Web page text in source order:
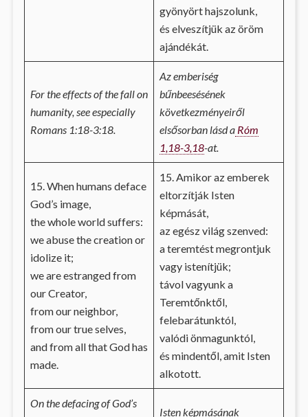
gyönyört hajszolunk,
és elveszítjük az öröm
ajándékát.
For the effects of the fall on
humanity, see especially
Romans 1:18-3:18.
Az emberiség
bűnbeesésének
következményeiről
elsősorban lásd aRóm
1,18-3,18-at.
15. When humans deface
God’s image,
the whole world suffers:
we abuse the creation or
idolize it;
we are estranged from
our Creator,
from our neighbor,
from our true selves,
and from all that God has
made.
15. Amikor az emberek
eltorzítják Isten
képmását,
az egész világ szenved:
a teremtést megrontjuk
vagy istenítjük;
távol vagyunk a
Teremtőnktől,
felebarátunktól,
valódi önmagunktól,
és mindentől, amit Isten
alkotott.
On the defacing of God’s
Isten képmásának